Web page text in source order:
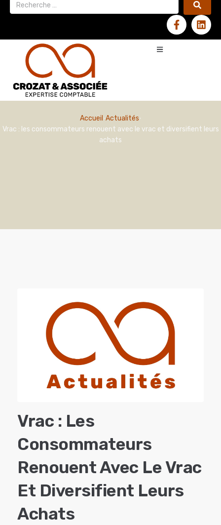
Accueil Actualités
Vrac : les consommateurs renouent avec le vrac et diversifient leurs
achats
Vrac : Les
Consommateurs
Renouent Avec Le Vrac
Et Diversifient Leurs
Achats